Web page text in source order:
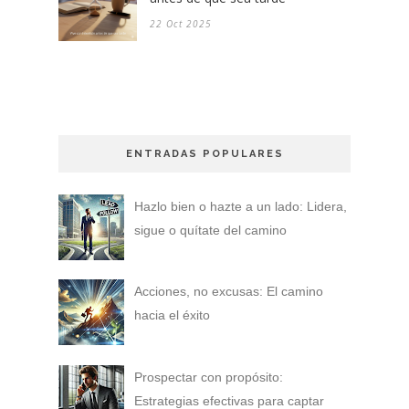
22 Oct 2025
ENTRADAS POPULARES
Hazlo bien o hazte a un lado: Lidera,
sigue o quítate del camino
Acciones, no excusas: El camino
hacia el éxito
Prospectar con propósito:
Estrategias efectivas para captar